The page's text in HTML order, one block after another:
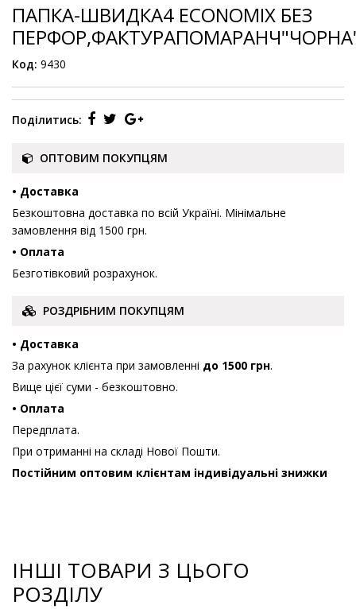
ПАПКА-ШВИДКА4 ECONOMIX БЕЗ
Код: 9430
Поділитись:
ОПТОВИМ ПОКУПЦЯМ
• Доставка
Безкоштовна доставка по всій Україні. Мінімальне
замовлення від 1500 грн.
• Оплата
Безготівковий розрахунок.
РОЗДРІБНИМ ПОКУПЦЯМ
• Доставка
За рахунок клієнта при замовленні до 1500 грн.
Вище цієї суми - безкоштовно.
• Оплата
Передплата.
При отриманні на складі Нової Пошти.
Постійним оптовим клієнтам індивідуальні знижки
ІНШІ ТОВАРИ З ЦЬОГО
РОЗДІЛУ